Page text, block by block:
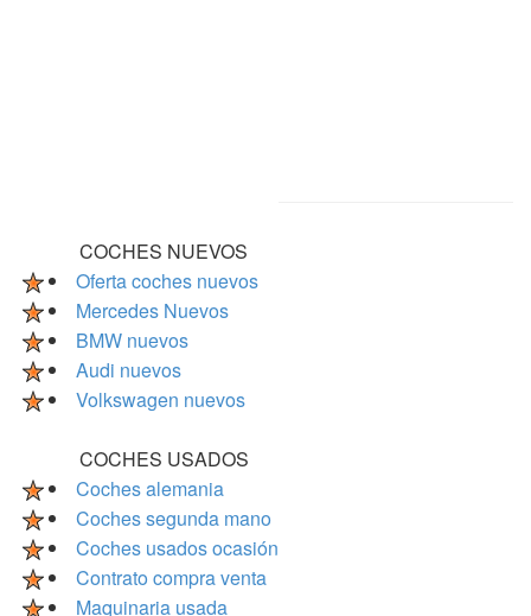
COCHES NUEVOS
Oferta coches nuevos
Mercedes Nuevos
BMW nuevos
Audi nuevos
Volkswagen nuevos
COCHES USADOS
Coches alemania
Coches segunda mano
Coches usados ocasión
Contrato compra venta
Maquinaria usada